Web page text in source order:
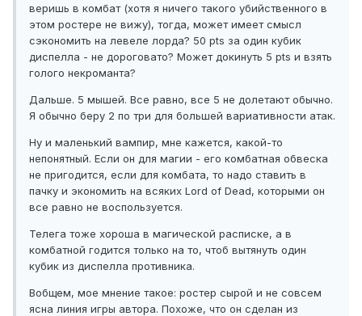
веришь в комбат (хотя я ничего такого убийственного в
этом ростере не вижу), тогда, может имеет смысл
сэкономить на левеле лорда? 50 pts за один кубик
диспелла - не дороговато? Может докинуть 5 pts и взять
голого некроманта?
Дальше. 5 мышей. Все равно, все 5 не долетают обычно.
Я обычно беру 2 по три для большей вариативности атак.
Ну и маленький вампир, мне кажется, какой-то
непонятный. Если он для магии - его комбатная обвеска
не пригодится, если для комбата, то надо ставить в
пачку и экономить на всяких Lord of Dead, которыми он
все равно не воспользуется.
Телега тоже хороша в магической расписке, а в
комбатной годится только на то, чтоб вытянуть один
кубик из диспелла противника.
Вобщем, мое мнение такое: ростер сырой и не совсем
ясна линия игры автора. Похоже, что он сделан из